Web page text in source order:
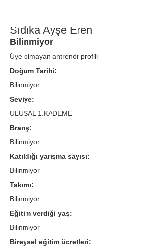
Sıdıka Ayşe Eren
Bilinmiyor
Üye olmayan antrenör profili
Doğum Tarihi:
Bilinmiyor
Seviye:
ULUSAL 1.KADEME
Branş:
Bilinmiyor
Katıldığı yarışma sayısı:
Bilinmiyor
Takımı:
Bilinmiyor
Eğitim verdiği yaş:
Bilinmiyor
Bireysel eğitim ücretleri: